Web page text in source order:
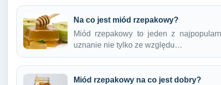
Na co jest miód rzepakowy?
Miód rzepakowy to jeden z
uznanie nie tylko ze względu…
Miód rzepakowy na co jest dobry?